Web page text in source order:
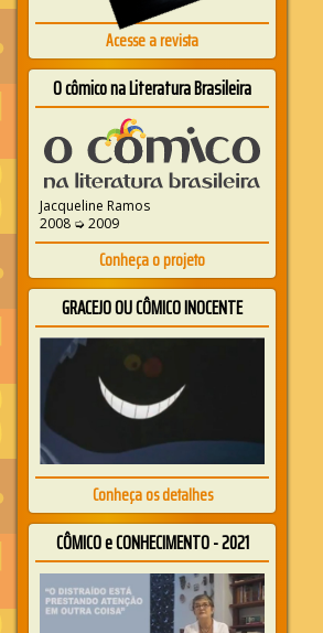
Acesse a revista
O cômico na Literatura Brasileira
Jacqueline Ramos
2008 ➭ 2009
Conheça o projeto
GRACEJO OU CÔMICO INOCENTE
Conheça os detalhes
CÔMICO e CONHECIMENTO - 2021